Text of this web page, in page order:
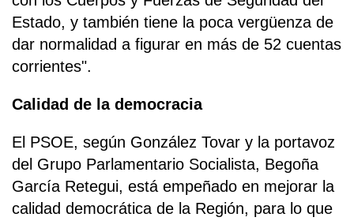
Estado, y también tiene la poca vergüenza de
dar normalidad a figurar en más de 52 cuentas
corrientes".
Calidad de la democracia
El PSOE, según González Tovar y la portavoz
del Grupo Parlamentario Socialista, Begoña
García Retegui, está empeñado en mejorar la
calidad democrática de la Región, para lo que